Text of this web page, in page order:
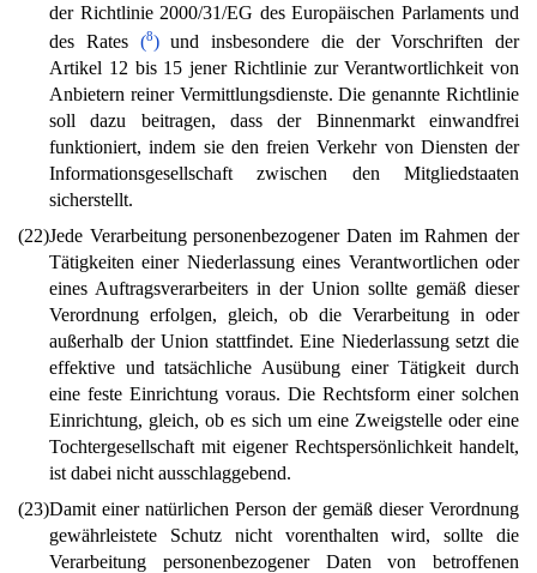
der Richtlinie 2000/31/EG des Europäischen Parlaments und
des Rates (8)und insbesondere die der Vorschriften der
Artikel 12 bis 15 jener Richtlinie zur Verantwortlichkeit von
Anbietern reiner Vermittlungsdienste. Die genannte Richtlinie
soll dazu beitragen, dass der Binnenmarkt einwandfrei
funktioniert, indem sie den freien Verkehr von Diensten der
Informationsgesellschaft zwischen den Mitgliedstaaten
sicherstellt.
(22)Jede Verarbeitung personenbezogener Daten im Rahmen der
Tätigkeiten einer Niederlassung eines Verantwortlichen oder
eines Auftragsverarbeiters in der Union sollte gemäß dieser
Verordnung erfolgen, gleich, ob die Verarbeitung in oder
außerhalb der Union stattfindet. Eine Niederlassung setzt die
effektive und tatsächliche Ausübung einer Tätigkeit durch
eine feste Einrichtung voraus. Die Rechtsform einer solchen
Einrichtung, gleich, ob es sich um eine Zweigstelle oder eine
Tochtergesellschaft mit eigener Rechtspersönlichkeit handelt,
ist dabei nicht ausschlaggebend.
(23)Damit einer natürlichen Person der gemäß dieser Verordnung
gewährleistete Schutz nicht vorenthalten wird, sollte die
Verarbeitung personenbezogener Daten von betroffenen